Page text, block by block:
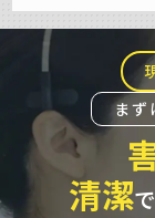
まず
清潔で